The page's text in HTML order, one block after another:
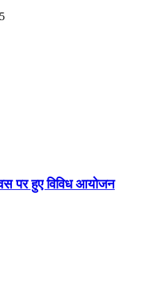
पर हुए विविध आयोजन